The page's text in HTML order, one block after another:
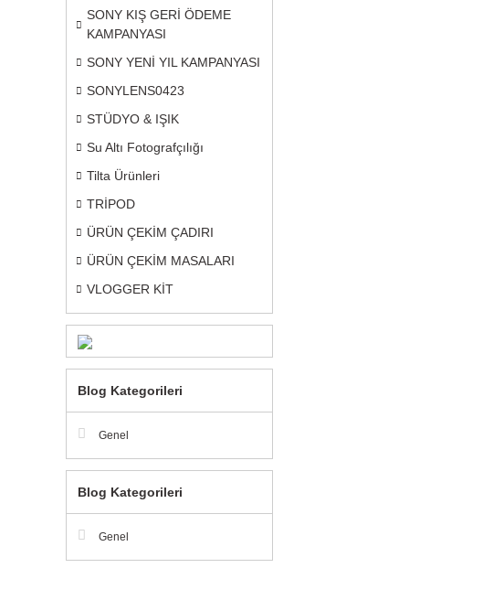
SONY KIŞ GERİ ÖDEME
KAMPANYASI
SONY YENİ YIL KAMPANYASI
SONYLENS0423
STÜDYO & IŞIK
Su Altı Fotografçılığı
Tilta Ürünleri
TRİPOD
ÜRÜN ÇEKİM ÇADIRI
ÜRÜN ÇEKİM MASALARI
VLOGGER KİT
Blog Kategorileri
Genel
Blog Kategorileri
Genel